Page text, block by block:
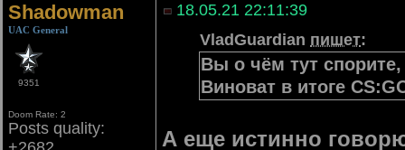
Shadowman
UAC General
9351
Doom Rate: 2
Posts quality:
18.05.21 22:11:39
VladGuardian пишет:
Вы о чём тут
Виноват в итоге
А еще истинно